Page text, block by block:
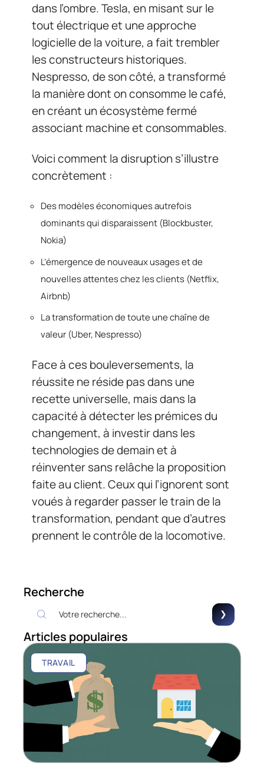
dans l’ombre. Tesla, en misant sur le
tout électrique et une approche
logicielle de la voiture, a fait trembler
les constructeurs historiques.
Nespresso, de son côté, a transformé
la manière dont on consomme le café,
en créant un écosystème fermé
associant machine et consommables.
Voici comment la disruption s’illustre
concrètement :
Des modèles économiques autrefois
dominants qui disparaissent (Blockbuster,
Nokia)
L’émergence de nouveaux usages et de
nouvelles attentes chez les clients (Netflix,
Airbnb)
La transformation de toute une chaîne de
valeur (Uber, Nespresso)
Face à ces bouleversements, la
réussite ne réside pas dans une
recette universelle, mais dans la
capacité à détecter les prémices du
changement, à investir dans les
technologies de demain et à
réinventer sans relâche la proposition
faite au client. Ceux qui l’ignorent sont
voués à regarder passer le train de la
transformation, pendant que d’autres
prennent le contrôle de la locomotive.
Recherche
Articles populaires
TRAVAIL